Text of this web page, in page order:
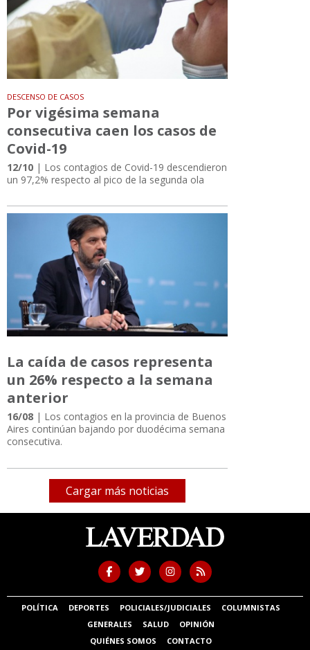
DESCENSO DE CASOS
Por vigésima semana
consecutiva caen los casos de
Covid-19
12/10 | Los contagios de Covid-19 descendieron
un 97,2% respecto al pico de la segunda ola
La caída de casos representa
un 26% respecto a la semana
anterior
16/08 | Los contagios en la provincia de Buenos
Aires continúan bajando por duodécima semana
consecutiva.
Cargar más noticias
POLÍTICA DEPORTES POLICIALES/JUDICIALES
COLUMNISTAS
GENERALES
SALUD
OPINIÓN
QUIÉNES SOMOS
CONTACTO